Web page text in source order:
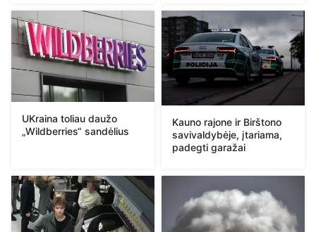
UKraina toliau daužo
„Wildberries“ sandėlius
Kauno rajone ir Birštono
savivaldybėje, įtariama,
padegti garažai